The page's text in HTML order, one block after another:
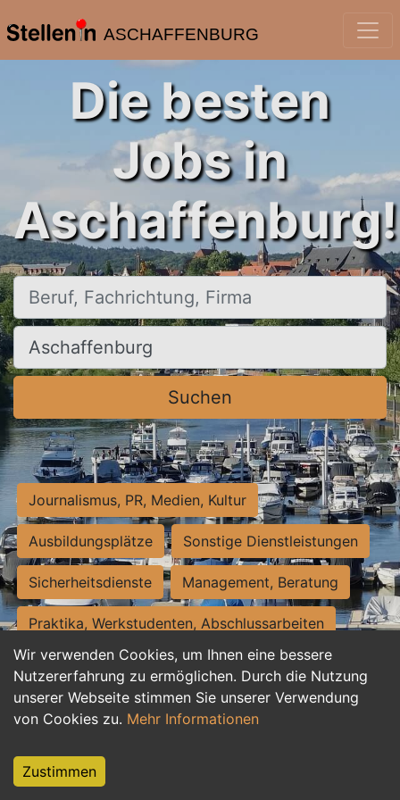
ASCHAFFENBURG
Wir verwenden Cookies, um Ihnen eine bessere
Nutzererfahrung zu ermöglichen. Durch die Nutzung
unserer Webseite stimmen Sie unserer Verwendung
von Cookies zu. Mehr Informationen
Zustimmen
Die besten
Jobs in
Aschaffenburg!
Beruf, Fachrichtung, Firma
Ort, Stadt
Suchen
Journalismus, PR, Medien, Kultur
Ausbildungsplätze Sonstige Dienstleistungen
Sicherheitsdienste Management, Beratung
Praktika, Werkstudenten, Abschlussarbeiten
Personalwesen Assistenz, Sekretariat
Hilfskräfte, Aushilfs- und Nebenjobs
Weiterbildung, Studium, duale Ausbildung